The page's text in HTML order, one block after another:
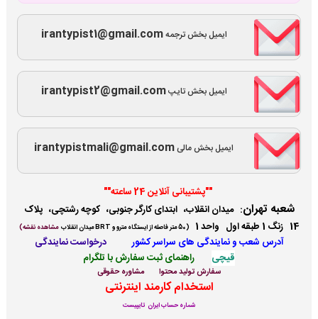
ایمیل بخش ترجمهirantypist1@gmail.com
ایمیل بخش تایپirantypist2@gmail.com
ایمیل بخش مالیirantypistmali@gmail.com
""پشتیبانی آنلاین 24 ساعته""
شعبه تهران: میدان انقلاب، ابتدای کارگر جنوبی، کوچه رشتچی، پلاک
14 زنگ 1 طبقه اول واحد 1
(50 متر فاصله از ایستگاه مترو و BRT میدان انقلاب مشاهده نقشه)
آدرس شعب و نمایندگی های سراسر کشور
درخواست نمایندگی
قیچی
راهنمای ثبت سفارش با تلگرام
سفارش تولید محتوا مشاوره حقوقی
استخدام کارمند اینترنتی
شماره حساب ایران تایپیست